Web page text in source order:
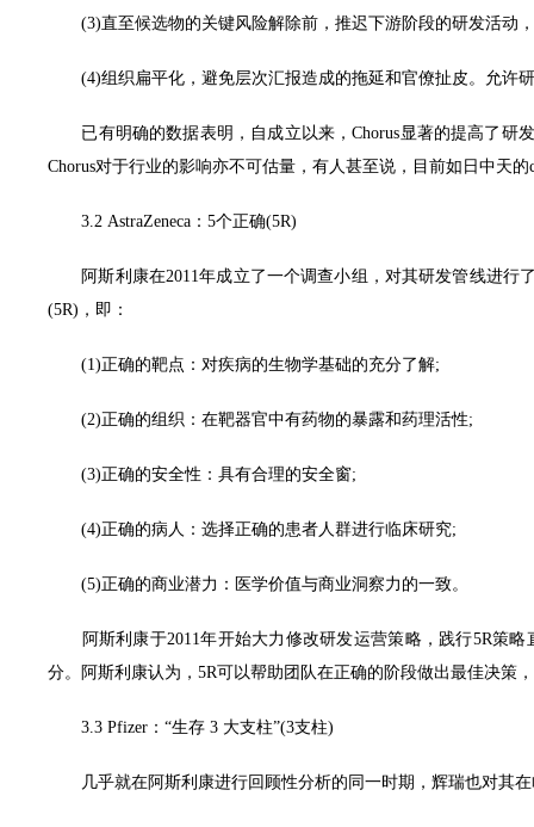
(3)直至候选物的关键风险解除前，推迟下游阶段的研发活动
(4)组织扁平化，避免层次汇报造成的拖延和官僚扯皮。允许
已有明确的数据表明，自成立以来，Chorus显著的提高了研发
Chorus对于行业的影响亦不可估量，有人甚至说，目前如日中天
3.2 AstraZeneca：5个正确(5R)
阿斯利康在2011年成立了一个调查小组，对其研发管线进行
(5R)，即：
(1)正确的靶点：对疾病的生物学基础的充分了解;
(2)正确的组织：在靶器官中有药物的暴露和药理活性;
(3)正确的安全性：具有合理的安全窗;
(4)正确的病人：选择正确的患者人群进行临床研究;
(5)正确的商业潜力：医学价值与商业洞察力的一致。
阿斯利康于2011年开始大力修改研发运营策略，践行5R策略
分。阿斯利康认为，5R可以帮助团队在正确的阶段做出最佳决策
3.3 Pfizer：“生存 3 大支柱”(3支柱)
几乎就在阿斯利康进行回顾性分析的同一时期，辉瑞也对其在